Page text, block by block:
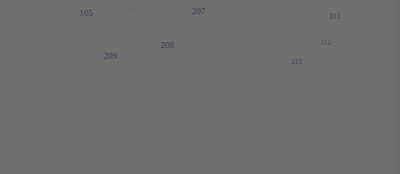
105 207
208
209
311
312
313